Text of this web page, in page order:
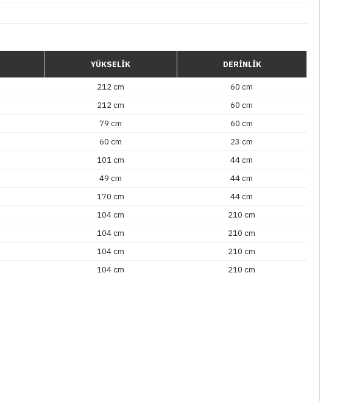
YÜKSELİK DERİNLİK
212 cm
60 cm
212 cm
60 cm
79 cm
60 cm
60 cm
23 cm
101 cm
44 cm
49 cm
44 cm
170 cm
44 cm
104 cm
210 cm
104 cm
210 cm
104 cm
210 cm
104 cm 210 cm